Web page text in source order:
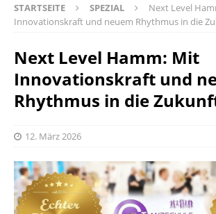
STARTSEITE SPEZIAL
Next Level
Innovationskraft und neuem Rhythmus in die
Next Level Hamm: Mit
Innovationskraft und
Rhythmus in die
12. März 2026